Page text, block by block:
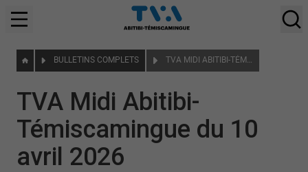
BULLETINS COMPLETS TVA MIDI ABITIBI-TÉMISCAMINGUE DU 10 AVRIL 2026
TVA Midi Abitibi-
Témiscamingue du 10
avril 2026